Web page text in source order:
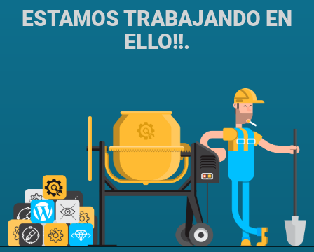
ESTAMOS TRABAJANDO EN
ELLO!!.